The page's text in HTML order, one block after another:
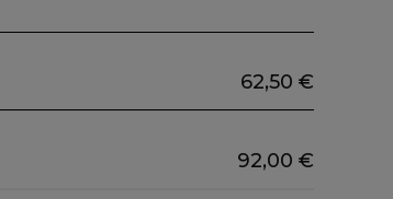
62,50 €
92,00 €